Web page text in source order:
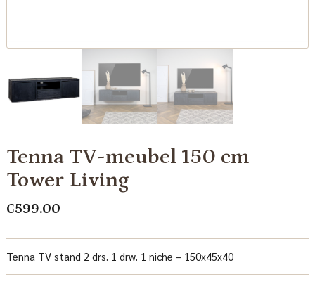
Tenna TV-meubel 150 cm
Tower Living
€599.00
Tenna TV stand 2 drs. 1 drw. 1 niche – 150x45x40